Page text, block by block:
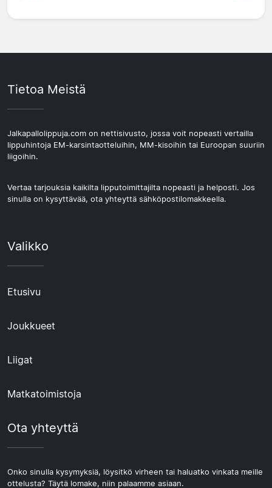
Tietoa Meistä
Jalkapallolippuja.com on nettisivusto, jossa voit nopeasti vertailla
lippuhintoja EM-karsintaotteluihin, MM-kisoihin tai Euroopan suuriin
liigoihin.
Vertaa tarjouksia kaikilta lipputoimittajilta nopeasti ja helposti. Jos
sinulla on kysyttävää, ota yhteyttä sähköpostilomakkeella.
Valikko
Etusivu
Joukkueet
Liigat
Matkatoimistoja
Ota yhteyttä
Onko sinulla kysymyksiä, löysitkö virheen tai haluatko vinkata meille
ottelusta? Täytä lomake, niin palaamme asiaan.